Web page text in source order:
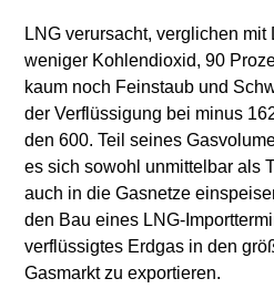
LNG verursacht, verglichen
weniger Kohlendioxid, 90
kaum noch Feinstaub und
der Verflüssigung bei minus
den 600. Teil seines
es sich sowohl unmittelbar als
auch in die Gasnetze
den Bau eines LNG-
verflüssigtes Erdgas in den
Gasmarkt zu exportieren.